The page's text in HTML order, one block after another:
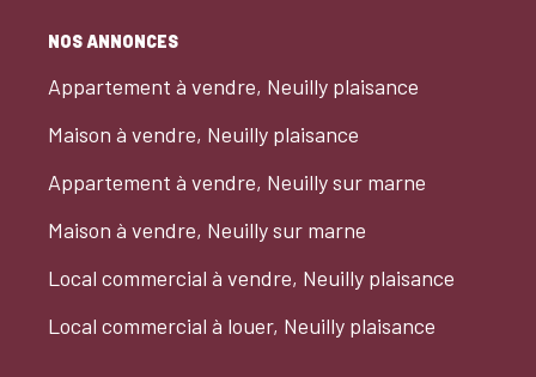
NOS ANNONCES
Appartement à vendre, Neuilly plaisance
Maison à vendre, Neuilly plaisance
Appartement à vendre, Neuilly sur marne
Maison à vendre, Neuilly sur marne
Local commercial à vendre, Neuilly plaisance
Local commercial à louer, Neuilly plaisance